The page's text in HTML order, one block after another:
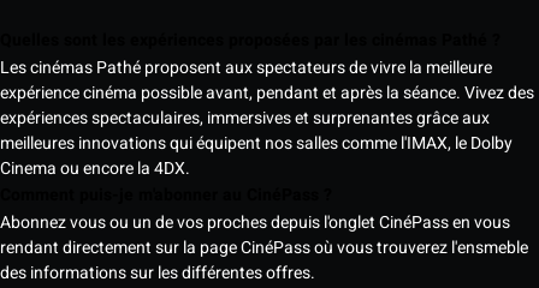
Les cinémas Pathé proposent aux spectateurs de vivre la meilleure
expérience cinéma possible avant, pendant et après la séance. Vivez des
expériences spectaculaires, immersives et surprenantes grâce aux
meilleures innovations qui équipent nos salles comme l'IMAX, le Dolby
Cinema ou encore la 4DX.
Abonnez vous ou un de vos proches depuis l'onglet CinéPass en vous
rendant directement sur la page CinéPass où vous trouverez l'ensmeble
des informations sur les différentes offres.